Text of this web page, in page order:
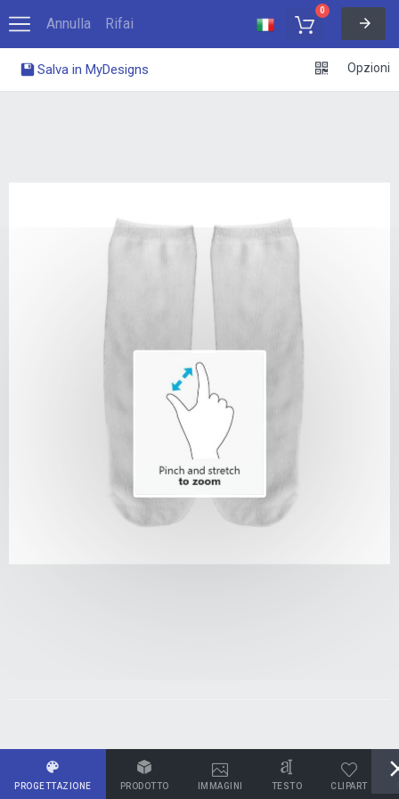
Annulla Rifai
0
PROGETTAZIONE PRODOTTO IMMAGINI TESTO CLIPART
Salva in MyDesigns Opzioni